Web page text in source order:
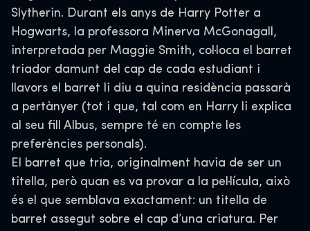
Slytherin. Durant els anys de Harry Potter a
Hogwarts, la professora Minerva McGonagall,
interpretada per Maggie Smith, col·loca el barret
triador damunt del cap de cada estudiant i
llavors el barret li diu a quina residència passarà
a pertànyer (tot i que, tal com en Harry li explica
al seu fill Albus, sempre té en compte les
preferències personals).
El barret que tria, originalment havia de ser un
titella, però quan es va provar a la pel·lícula, això
és el que semblava exactament: un titella de
barret assegut sobre el cap d’una criatura. Per